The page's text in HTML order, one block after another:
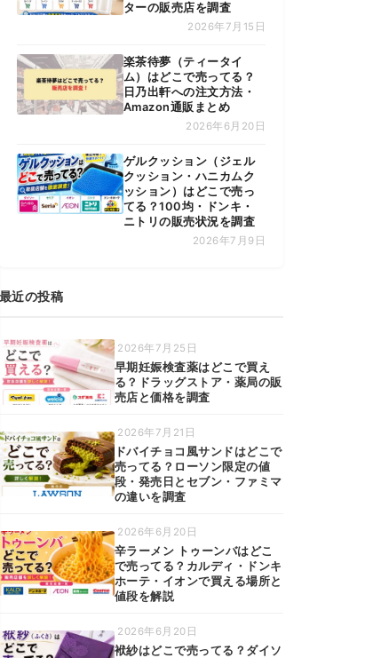
ターの販売店を調査
2026年7月15日
楽茶待夢（ティータイ
ム）はどこで売ってる？
日乃出軒への注文方法・
Amazon通販まとめ
2026年6月20日
ゲルクッション（ジェル
クッション・ハニカムク
ッション）はどこで売っ
てる？100均・ドンキ・
ニトリの販売状況を調査
2026年7月9日
最近の投稿
2026年7月25日
早期妊娠検査薬はどこで買え
る？ドラッグストア・薬局の販
売店と価格を調査
2026年7月21日
ドバイチョコ風サンドはどこで
売ってる？ローソン限定の値
段・発売日とセブン・ファミマ
の違いを調査
2026年6月20日
辛ラーメン トゥーンバはどこ
で売ってる？カルディ・ドンキ
ホーテ・イオンで買える場所と
値段を解説
2026年6月20日
袱紗はどこで売ってる？ダイソ